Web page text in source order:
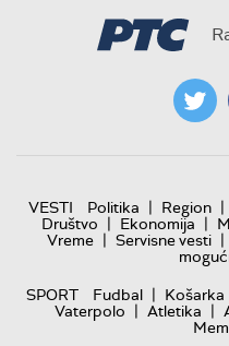
VESTI Politika | Region |
Društvo | Ekonomija |
Vreme | Servisne vesti |
SPORT
Fudbal | Košarka
Vaterpolo | Atletika |